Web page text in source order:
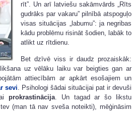
rīt”. Un arī latviešu sakāmvārds „Rīts
gudrāks par vakaru” pilnībā atspoguļo
visas situācijas „labumu”: ja negribas
kādu problēmu risināt šodien, labāk to
atlikt uz rītdienu.
Bet dzīvē viss ir daudz prozaiskāk:
uz vēlāku laiku var beigties gan ar
attiecībām ar apkārt esošajiem un
sevi . Psihologi šādai situācijai pat ir devuši
prokrastinācija . Un tagad ar šo likstu
(man tā nav sveša noteikti), mēģināsim